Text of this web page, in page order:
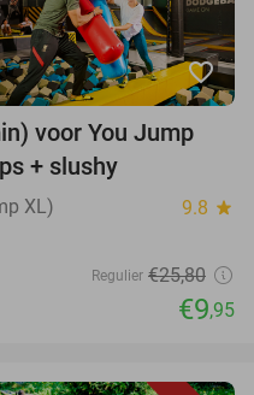
favorite_border
voor You Jump
+ slushy
XL) 9.8 star
Regulier €25,80
€9,95